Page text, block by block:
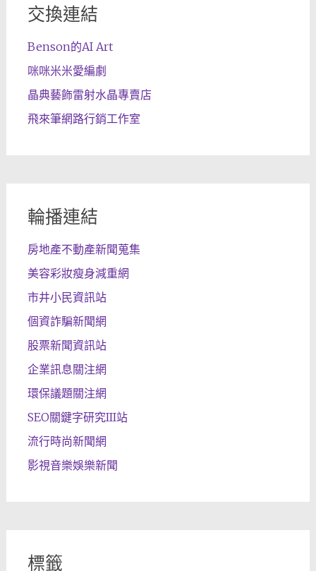
交換連結
Benson的AI Art
咪咪米米愛編劇
晶典藝飾雷射水晶專賣店
飛來筆網路行銷工作室
輪播連結
房地產不動產新聞蒐集
美容彩妝瘦身減重網
市井小民資訊站
個資詐騙新聞網
股票新聞資訊站
企業訊息關注網
環保議題關注網
SEO關鍵字研究III站
流行時尚新聞網
影視音樂娛樂新聞
標籤